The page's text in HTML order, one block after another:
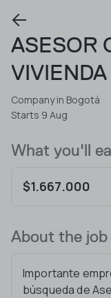
ASESOR
Company in Bogotá
Starts 9 Aug
What you'll
$1.667.000
About the job
Importante
búsqueda de